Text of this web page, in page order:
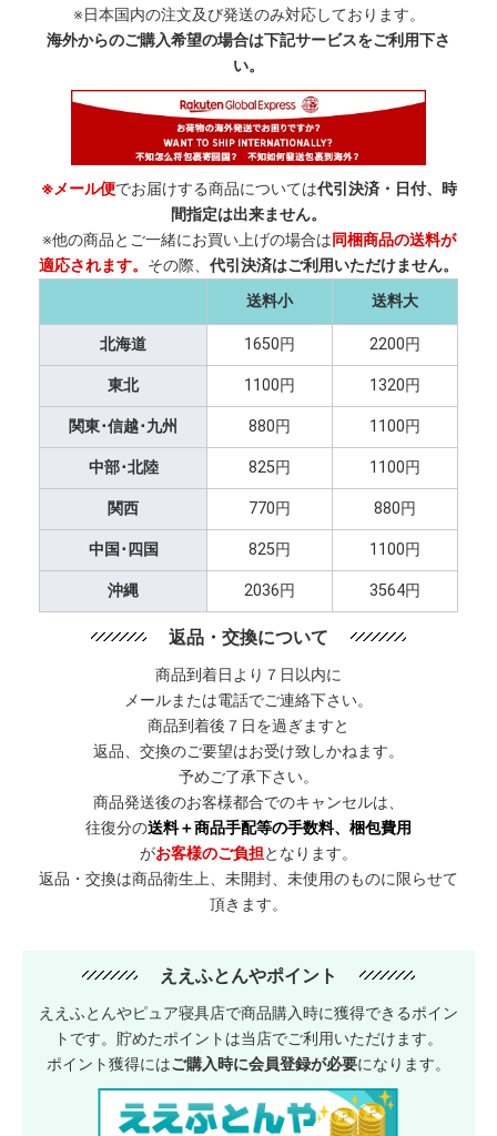
※日本国内の注文及び発送のみ対応しております。
海外からのご購入希望の場合は下記サービスをご利用下さ
い。
※メール便でお届けする商品については代引決済・日付、時
間指定は出来ません。
※他の商品とご一緒にお買い上げの場合は同梱商品の送料が
適応されます。 その際、 代引決済はご利用いただけません。
送料小
送料大
北海道 1650円 2200円
東北 1100円 1320円
関東･信越･九州 880円 1100円
中部･北陸 825円 1100円
関西 770円 880円
中国･四国 825円 1100円
沖縄 2036円 3564円
返品・交換について
商品到着日より７日以内に
メールまたは電話でご連絡下さい。
商品到着後７日を過ぎますと
返品、交換のご要望はお受け致しかねます。
予めご了承下さい。
商品発送後のお客様都合でのキャンセルは、
往復分の送料＋商品手配等の手数料、梱包費用
がお客様のご負担となります。
返品・交換は商品衛生上、未開封、未使用のものに限らせて
頂きます。
ええふとんやポイント
ええふとんやピュア寝具店で商品購入時に獲得できるポイン
トです。貯めたポイントは当店でご利用いただけます。
ポイント獲得にはご購入時に会員登録が必要になります。